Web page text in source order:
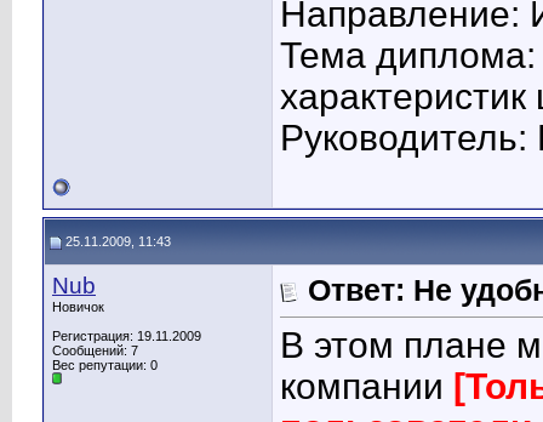
Направление:
Тема диплома:
25.11.2009, 11:43
Nub
Новичок
Регистрация: 19.11.2009
Сообщений: 7
Вес репутации: 0
Ответ: Не
В этом плане
компании